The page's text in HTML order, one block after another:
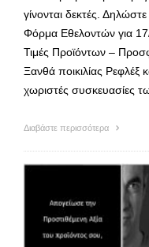
γίνονται δεκτές.
Φόρμα Εθελοντών για
Τιμές Προϊόντων –
Ξανθά ποικιλίας Ρεφλέξ
χωριστές συσκευασίες
Διαβάστε περισσότερα